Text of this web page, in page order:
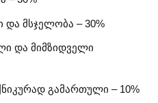
და მსჯელობა – 30%
და მიმზიდველი
გამართული – 10%